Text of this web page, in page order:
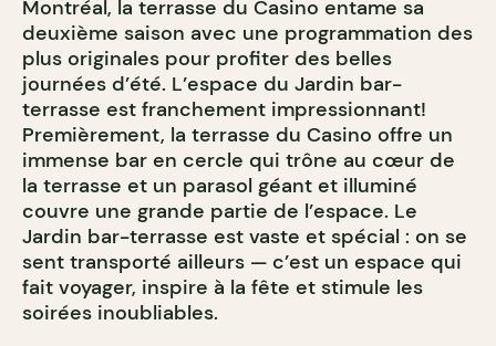
Montréal, la terrasse du Casino entame sa
deuxième saison avec une programmation des
plus originales pour profiter des belles
journées d’été. L’espace du Jardin bar-
terrasse est franchement impressionnant!
Premièrement, la terrasse du Casino offre un
immense bar en cercle qui trône au cœur de
la terrasse et un parasol géant et illuminé
couvre une grande partie de l’espace. Le
Jardin bar-terrasse est vaste et spécial : on se
sent transporté ailleurs — c’est un espace qui
fait voyager, inspire à la fête et stimule les
soirées inoubliables.